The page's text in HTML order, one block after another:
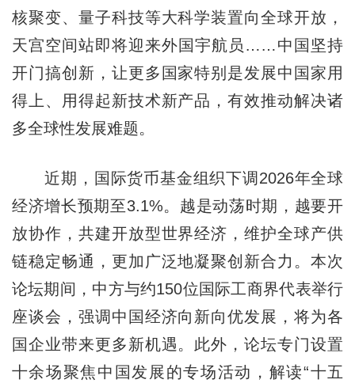
核聚变、量子科技等大科学装置向全球开放，
天宫空间站即将迎来外国宇航员……中国坚持
开门搞创新，让更多国家特别是发展中国家用
得上、用得起新技术新产品，有效推动解决诸
多全球性发展难题。
近期，国际货币基金组织下调2026年全球
经济增长预期至3.1%。越是动荡时期，越要开
放协作，共建开放型世界经济，维护全球产供
链稳定畅通，更加广泛地凝聚创新合力。本次
论坛期间，中方与约150位国际工商界代表举行
座谈会，强调中国经济向新向优发展，将为各
国企业带来更多新机遇。此外，论坛专门设置
十余场聚焦中国发展的专场活动，解读“十五